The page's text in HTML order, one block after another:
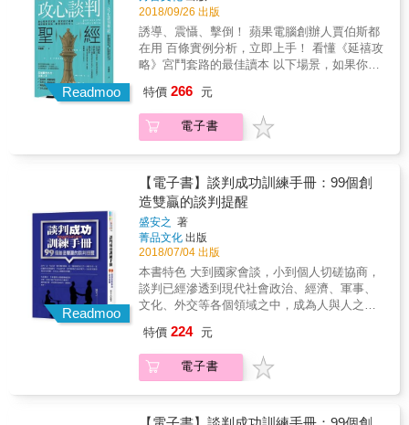
達成交易。 但在談判，你則是必須掌握另一方
的利益、需求、優先選項、所受限制以及他們
對這一談判的看法。要建構出一個最高價值的
協議，靠的並不是去說服對方的能力，而是傾
而出現致命錯誤？ 就算是談判老手也會在準備
到心理偏差的影響，導致思考邏輯偏離理性而
使談判策略走樣。 本書的第二部分著眼於對談
判心理以及決策做精確的研究、分析，並將理
論化為實用的工具，避免代價不斐的錯誤，同
時在對方犯錯時抓住機會予以制約──包括認知
偏差與情感偏差，以及針對自己或對方的偏
見，提出有效的策略。 ◎8種談判實戰技巧，
協助你打好每一場勝仗！ 本書特別收錄一般談
判講座和書籍不太重視，卻和在真實世界中成
功談判息息相關的各種主題。這些建議均來自
於眾多談判者的經驗，以及多年以來對於談
判、策略、決策、心理學、經濟學各方面的系
如何說服那些不太願意配合的談判對象，同意
你的要求及提議？ ．如果你並無太大的決定
權，那麼，你應該如何去進行談判？ ．如何擴
時，你該如何應對？ &hellip;&hellip;
肯放下。然而不管我們面對什麼衝突，那些終
將過去，沒有任何事情比「生命此刻的圓滿」
更重要。 五、【尊重，是代價最低的讓步】
少點反擊，多點包容 我們常會站在自己的角度
解讀並判斷別人說的話。如果能設身處地，用
對方的眼睛來看世界，如此，我們聽到的就不
只是「語言」，還包括對方的情感與言外之
意。 六、【願意付出，你會獲得更多】不爭
輸贏，大家共贏 施比受更有福。從互爭輸贏的
解決方法提升到雙贏、甚至是三贏的目標，不
識。
口對外的談判，轉為關注自己的內心感受。從
局外人的角度觀察自己真正的想法與感受，能
讓自己從心煩意亂的念頭中抽離。 二、【想好
B計畫，此路不通就轉彎】少怪別人，多靠
佳替代方案做為下一步的行動方案，並從照顧
自己內心需求的角度出發。 三、【別拒絕人
生，只要換個角度看待】少點不足，多點知
足 我們可能當不成人生的編劇，但可以選擇成
為自己的人生負責，就不會凡事怨天尤人。
四、【活在當下，接受就會帶來平靜】放開
煩憂，抓緊現在 我們很容易陷入過去不愉快的
經驗，一心想著過往以及報復的快感，遲遲不
肯放下。然而不管我們面對什麼衝突，那些終
將過去，沒有任何事情比「生命此刻的圓滿」
更重要。 五、【尊重，是代價最低的讓步】
少點反擊，多點包容 我們常會站在自己的角度
解讀並判斷別人說的話。如果能設身處地，用
對方的眼睛來看世界，如此，我們聽到的就不
只是「語言」，還包括對方的情感與言外之
意。 六、【願意付出，你會獲得更多】不爭
輸贏，大家共贏 施比受更有福。從互爭輸贏的
解決方法提升到雙贏、甚至是三贏的目標，不
人們潛意識中「影響決策」的因素， 並結合多
年來成功操盤兩岸房地產個案的深厚經驗，建
構出一套系統化的談判技巧。 只要掌握其中訣
竅，就能「攻無不克」，讓人生中的每場談判
都徹底贏到骨子裡！ ●你想掌握「被動談判七
堂課」的精隨嗎？ 因為「攻心為上」，所以必
透過七個技術，結合案例分析，深入淺出帶你
一步步深入談判的最高境界： 從「口才」轉移
到「留白」；從「說服」轉移到「觀察與挖
擊」轉移到「佈局」； 從「主導」轉移到「吸
引」；從「占據主動」轉移到「製造被動」
&mdash;&mdash; 只要開始一步步走入被動談
判的奇妙世界，就會發現自己站在一個更高的
視野， 全盤理解人和人之間互為影響的關鍵，
洞悉人際局中的每一個談判場， 從此在高手如
雲的商務談判中「無往不利」，百戰百勝！ 本
書特色 【特色1】從「房地產談判」切入，教
窮！ 房子通常是一個人一輩子為自己買的最昂
貴產品，而多數人一生只有不到五次的買房經
驗&mdash;&mdash;這麼貴又這麼沒經驗，會
的大金額商品交易，所以有很多可影響人性的
Readmoo
2018/09/26 出版
誘導、震懾、擊倒！ 蘋果電腦創辦人賈伯斯都
在用 百條實例分析，立即上手！ 看懂《延禧攻
略》宮鬥套路的最佳讀本 以下場景，如果你覺
&mdash;&mdash; ►► 加薪要求，如何讓老
闆愉快同意？ ►► 處理車禍紛爭，怎麼談才
利己？ ►► 樓上漏水卻拒修，惡鄰居如何應
沒下文？ 有人的地方就有江湖。在人際互動如
此頻繁的現今，「與人打交道」是無法避免的
事情。無論是感情糾紛、勞資爭議、貿易競爭
與外交衝突等，「談判行為」無時無刻都在我
們周遭進行，稍不注意，「結果」就會嚴重影
響你我的生活。 ★談判失敗原因千奇百怪，不
懂人性弱點是關鍵 《三國志．蜀書》曾云：
「用兵之道，攻心為上，攻城為下；心戰為
上，兵戰為下。」諸葛亮南征時，正是因為接
受了馬謖的建言，以七擒七縱南蠻王孟獲的
心理戰，懂得「攻心」，才能有效影響對方、
控制對方，最終達到自己的目的。 本書作者朱
建國是職場心理專家，長期從事人力資源管理
特價 266 元
電子書
Readmoo
【電子書】談判成功訓練手冊：99個創
造雙贏的談判提醒
盛安之 著
菁品文化 出版
2018/07/04 出版
本書特色 大到國家會談，小到個人切磋協商，
談判已經滲透到現代社會政治、經濟、軍事、
文化、外交等各個領域之中，成為人與人之
流溝通，達成共識不可或缺的工具。若想在談
判過程中旗開得勝並非易事，豐富的經驗，鮮
活的技巧當然必不可少。怎樣把你的主張變成
性的工作，同時具有一定的趣味性和刺激性。
特價 224 元
電子書